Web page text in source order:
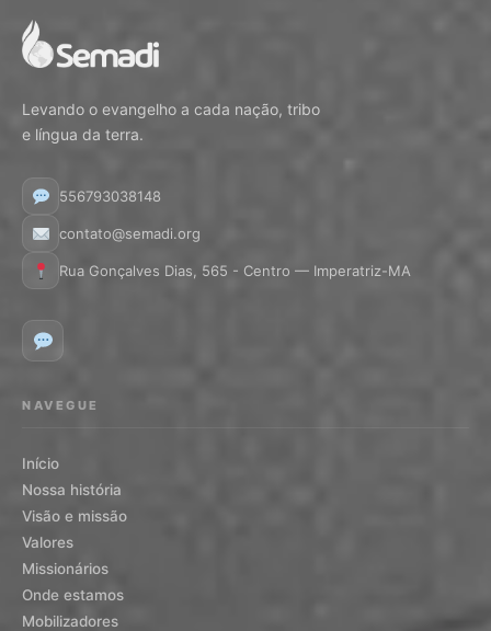
Levando o evangelho a cada nação, tribo
e língua da terra.
556793038148
contato@semadi.org
Rua Gonçalves Dias, 565 - Centro — Imperatriz-MA
NAVEGUE
Início
Nossa história
Visão e missão
Valores
Missionários
Onde estamos
Mobilizadores